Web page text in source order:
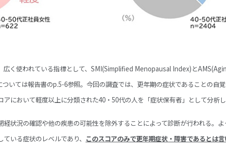
く使われている指標として、SMI(Simplified Menopausal Index)と
いては報告書のp.5-6参照。今回の調査では、更年期の症状であることの自覚
において軽度以上に分類された40・50代の人を「症状保有者」として分析し
経状況の確認や他の疾患の可能性を除外することによって診断が行われる。
いる症状のレベルであり、 このスコアのみで更年期症状・障害であるとは